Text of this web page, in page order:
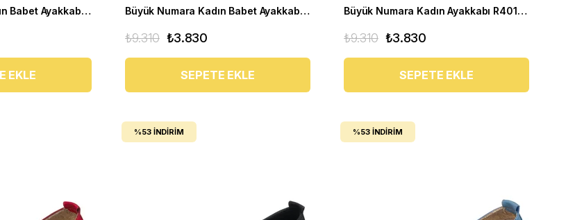
Büyük Numara Kadın Babet Ayakkabı PR4411 Taba
EKLE
Büyük Numara Kadın Babet Ayakkabı R8086 Gri
₺3.830
₺9.310
SEPETE EKLE
Büyük Numara Kadın Ayakkabı R4014 Siyah
₺3.830
₺9.310
SEPETE EKLE
%53 İNDIRIM %53 İNDIRIM